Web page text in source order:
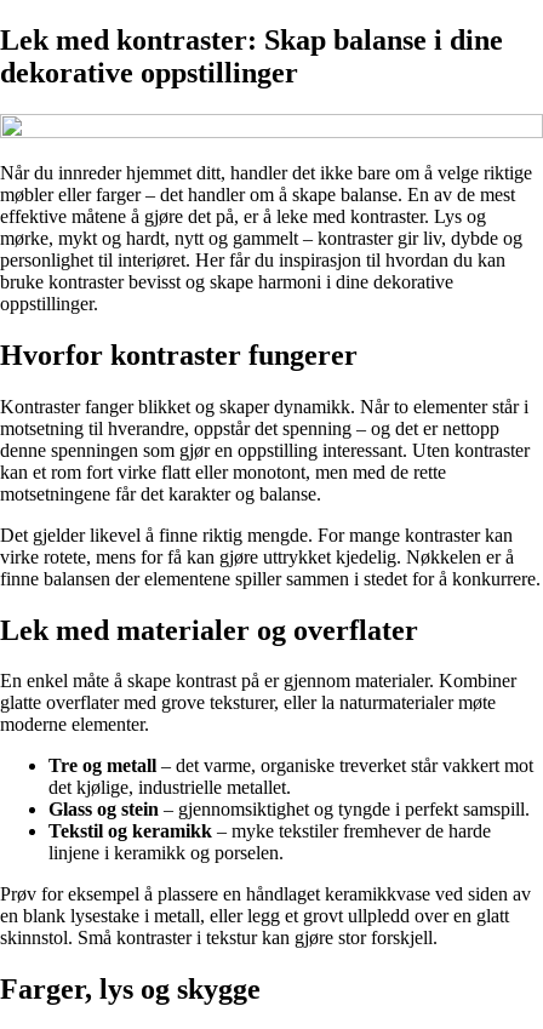
Lek med kontraster: Skap balanse i dine
dekorative oppstillinger
Når du innreder hjemmet ditt, handler det ikke bare om å velge riktige
møbler eller farger – det handler om å skape balanse. En av de mest
effektive måtene å gjøre det på, er å leke med kontraster. Lys og
mørke, mykt og hardt, nytt og gammelt – kontraster gir liv, dybde og
personlighet til interiøret. Her får du inspirasjon til hvordan du kan
bruke kontraster bevisst og skape harmoni i dine dekorative
oppstillinger.
Hvorfor kontraster fungerer
Kontraster fanger blikket og skaper dynamikk. Når to elementer står i
motsetning til hverandre, oppstår det spenning – og det er nettopp
denne spenningen som gjør en oppstilling interessant. Uten kontraster
kan et rom fort virke flatt eller monotont, men med de rette
motsetningene får det karakter og balanse.
Det gjelder likevel å finne riktig mengde. For mange kontraster kan
virke rotete, mens for få kan gjøre uttrykket kjedelig. Nøkkelen er å
finne balansen der elementene spiller sammen i stedet for å konkurrere.
Lek med materialer og overflater
En enkel måte å skape kontrast på er gjennom materialer. Kombiner
glatte overflater med grove teksturer, eller la naturmaterialer møte
moderne elementer.
Tre og metall – det varme, organiske treverket står vakkert mot
det kjølige, industrielle metallet.
Glass og stein – gjennomsiktighet og tyngde i perfekt samspill.
Tekstil og keramikk – myke tekstiler fremhever de harde
linjene i keramikk og porselen.
Prøv for eksempel å plassere en håndlaget keramikkvase ved siden av
en blank lysestake i metall, eller legg et grovt ullpledd over en glatt
skinnstol. Små kontraster i tekstur kan gjøre stor forskjell.
Farger, lys og skygge